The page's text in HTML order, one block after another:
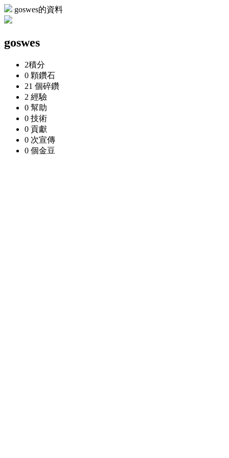
goswes的資料
goswes
2積分
0 顆鑽石
21 個碎鑽
2 經驗
0 幫助
0 技術
0 貢獻
0 次宣傳
0 個金豆